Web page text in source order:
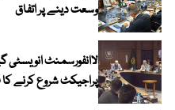
وسعت دینے پر اتفاق
لاانفورسمنٹ
پراجیکٹ شروع کرنے